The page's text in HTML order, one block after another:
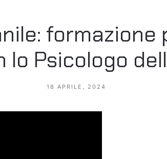
formazione
lo Psicologo
18 APRILE, 2024